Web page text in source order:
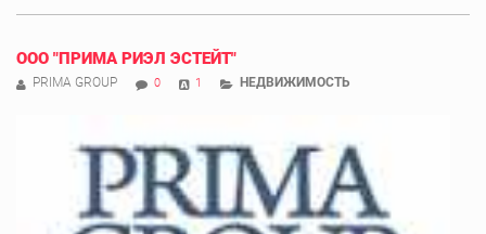
OOO "ПРИМА РИЭЛ ЭСТЕЙТ"
PRIMA GROUP 0 1 НЕДВИЖИМОСТЬ